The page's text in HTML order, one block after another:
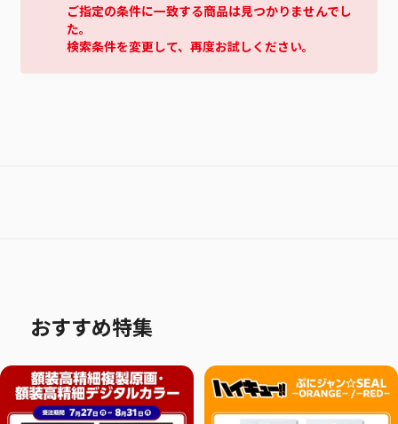
ご指定の条件に一致する商品は見つかりませんでし
た。
検索条件を変更して、再度お試しください。
おすすめ特集